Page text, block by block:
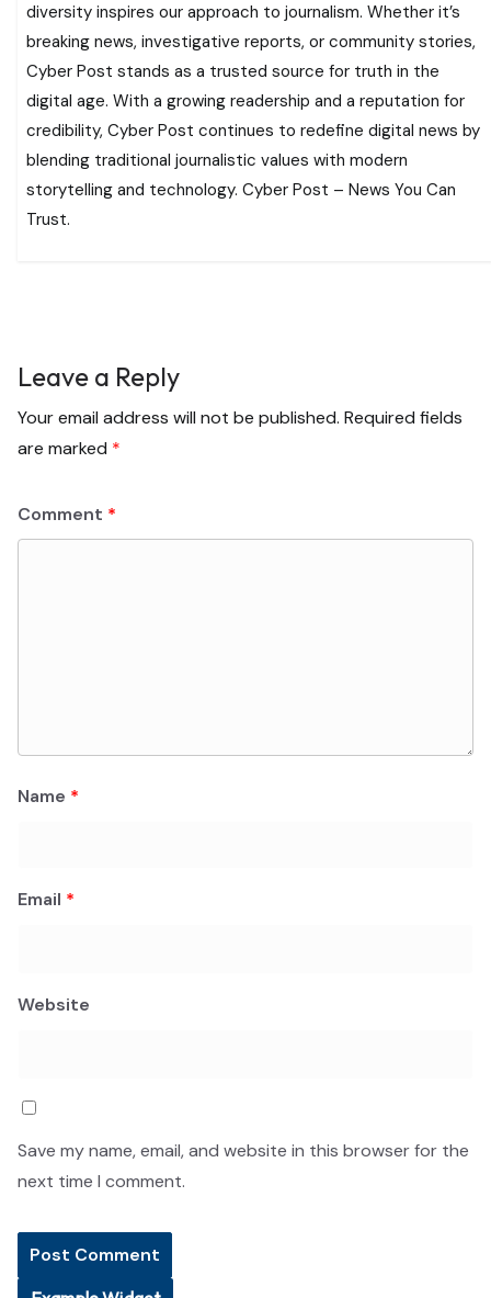
diversity inspires our approach to journalism. Whether it’s
breaking news, investigative reports, or community stories,
Cyber Post stands as a trusted source for truth in the
digital age. With a growing readership and a reputation for
credibility, Cyber Post continues to redefine digital news by
blending traditional journalistic values with modern
storytelling and technology. Cyber Post – News You Can
Trust.
Leave a Reply
Your email address will not be published. Required fields
are marked *
Comment *
Name *
Email *
Website
Save my name, email, and website in this browser for the
next time I comment.